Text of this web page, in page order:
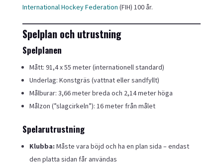
International Hockey Federation (FIH) 100 år.
Spelplan och utrustning
Spelplanen
Mått: 91,4 x 55 meter (internationell standard)
Underlag: Konstgräs (vattnat eller sandfyllt)
Målburar: 3,66 meter breda och 2,14 meter höga
Målzon (”slagcirkeln”): 16 meter från målet
Spelarutrustning
Klubba: Måste vara böjd och ha en plan sida – endast
den platta sidan får användas